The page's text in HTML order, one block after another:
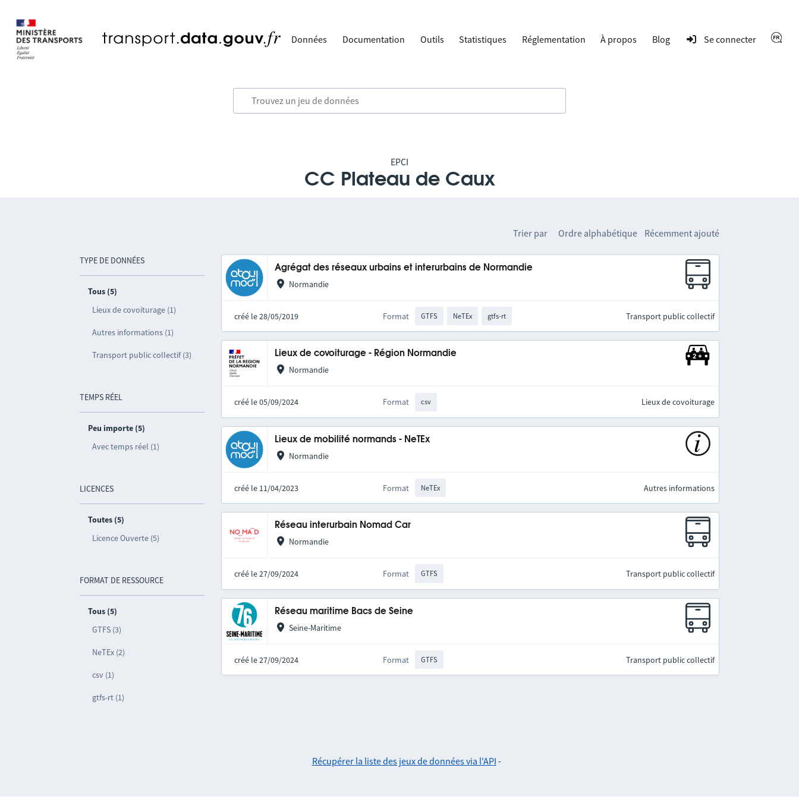
Données Documentation Outils Statistiques Réglementation À propos Blog Se connecter
EPCI
CC Plateau de Caux
TYPE DE DONNÉES
Tous (5)
Lieux de covoiturage (1)
Autres informations (1)
Transport public collectif (3)
TEMPS RÉEL
Peu importe (5)
Avec temps réel (1)
LICENCES
Toutes (5)
Licence Ouverte (5)
FORMAT DE RESSOURCE
Tous (5)
GTFS (3)
NeTEx (2)
csv (1)
gtfs-rt (1)
Trier par Ordre alphabétique Récemment ajouté
Agrégat des réseaux urbains et interurbains de Normandie
Normandie
créé le 28/05/2019 Format GTFS NeTEx gtfs-rt Transport public collectif
Lieux de covoiturage - Région Normandie
Normandie
créé le 05/09/2024 Format csv Lieux de covoiturage
Lieux de mobilité normands - NeTEx
Normandie
créé le 11/04/2023 Format NeTEx Autres informations
Réseau interurbain Nomad Car
Normandie
créé le 27/09/2024 Format GTFS Transport public collectif
Réseau maritime Bacs de Seine
Seine-Maritime
créé le 27/09/2024 Format GTFS Transport public collectif
Récupérer la liste des jeux de données via l'API -